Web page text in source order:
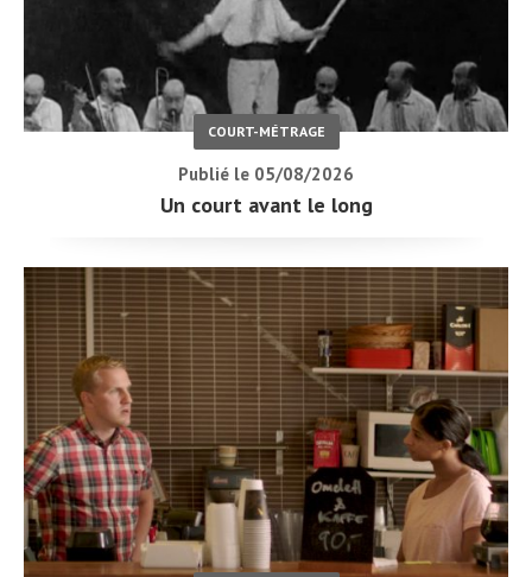
COURT-MÉTRAGE
Publié le 05/08/2026
Un court avant le long